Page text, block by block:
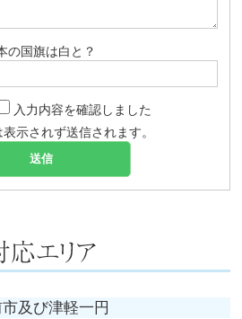
の国旗は白と？
入力内容を確認しました
示されず送信されます。
及び津軽一円